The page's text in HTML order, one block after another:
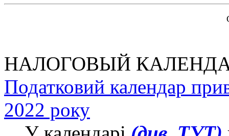
НАЛОГОВЫЙ
Податковий календар
2022 року